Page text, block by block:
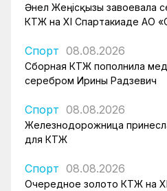
Әнел Жеңісқызы завоевала
КТЖ на XI Спартакиаде АО
Спорт 08.08.2026
Сборная КТЖ пополнила
серебром Ирины Радзевич
Спорт 08.08.2026
Железнодорожница
для КТЖ
Спорт 08.08.2026
Очередное золото КТЖ на